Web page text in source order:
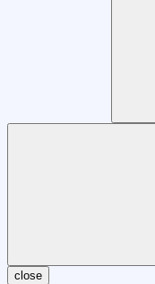
close